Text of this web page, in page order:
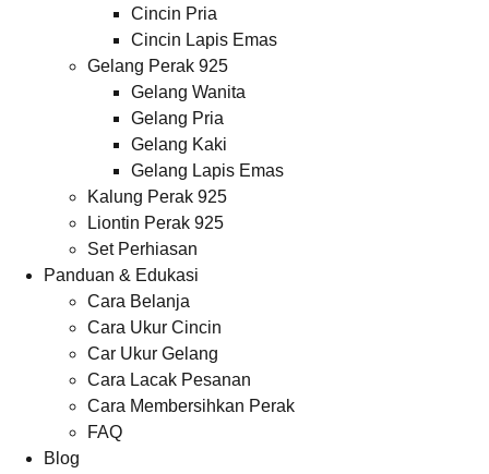
Cincin Pria
Cincin Lapis Emas
Gelang Perak 925
Gelang Wanita
Gelang Pria
Gelang Kaki
Gelang Lapis Emas
Kalung Perak 925
Liontin Perak 925
Set Perhiasan
Panduan & Edukasi
Cara Belanja
Cara Ukur Cincin
Car Ukur Gelang
Cara Lacak Pesanan
Cara Membersihkan Perak
FAQ
Blog